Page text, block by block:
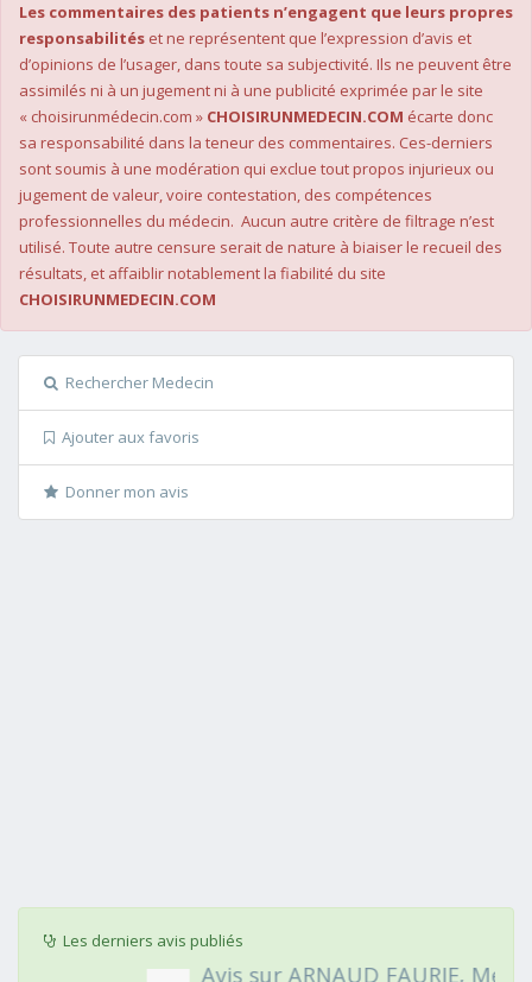
Les commentaires des patients n’engagent que leurs propres
responsabilités et ne représentent que l’expression d’avis et
d’opinions de l’usager, dans toute sa subjectivité. Ils ne peuvent être
assimilés ni à un jugement ni à une publicité exprimée par le site
« choisirunmédecin.com » CHOISIRUNMEDECIN.COM écarte donc
sa responsabilité dans la teneur des commentaires. Ces-derniers
sont soumis à une modération qui exclue tout propos injurieux ou
jugement de valeur, voire contestation, des compétences
professionnelles du médecin. Aucun autre critère de filtrage n’est
utilisé. Toute autre censure serait de nature à biaiser le recueil des
résultats, et affaiblir notablement la fiabilité du site
CHOISIRUNMEDECIN.COM
Rechercher Medecin
Ajouter aux favoris
Donner mon avis
Les derniers avis publiés
Avis sur ARNAUD FAURIE, Médecin